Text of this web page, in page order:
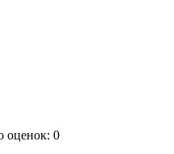
оценок: 0